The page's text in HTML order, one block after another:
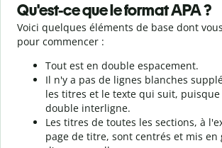
Qu'est-ce que le format APA ?
Voici quelques éléments de base dont
pour commencer :
Tout est en double espacement.
Il n'y a pas de lignes blanches
les titres et le texte qui suit,
double interligne.
Les titres de toutes les sections, à
page de titre, sont centrés et mis en